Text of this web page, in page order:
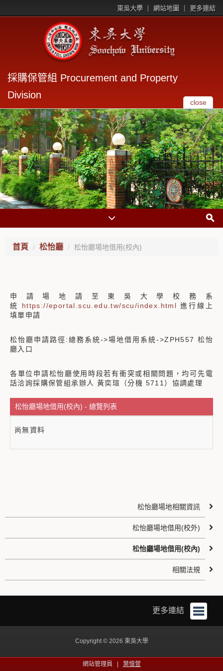
東吳大學 網站地圖 更多連結
採購保管組 Procurement and Property
Division
close
首頁 松怡廳 松怡廳場地借用(校內)
申請場地請至東吳大學校務系
統 https://eportal.scu.edu.tw/scu/index.html 進行線上
填單申請
松怡廳申請路徑:總務系統->場地借用系統->ZPH557 松怡
廳入口
各單位申請松怡廳使用時段若有衝突或相關問題，均可先電
話洽詢採購保管組承辦人 黃奕瑄（分機 5711）協調處理
松怡廳場地借用(校內) - 總覽列表
尚無資料
松怡廳場地相關資訊
松怡廳場地借用(校外)
松怡廳場地借用(校內)
相關法規
更多連結
Copyright © 2026 東吳大學
網站管理員 | 葉憶萱